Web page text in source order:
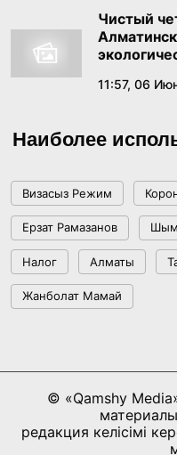
В Правительстве
Комиссии по
языковой политики
17:39, 17 Июня 2026
Как платить меньше
помощи
17:29, 16 Июня 2026
«Казахмыс»
области Ұлытау и
15:38, 16 Июня 2026
12:56, 10 Июня 2026
Чистый
11:57, 06
Наиболее
Визасыз Режим
Ерзат Рамазанов
Налог Алматы
Жанболат Мамай
© «Qamshy
редакция келісімі